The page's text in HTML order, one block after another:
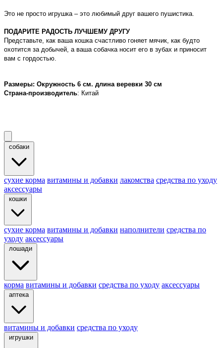
Это не просто игрушка – это любимый друг вашего пушистика.
ПОДАРИТЕ РАДОСТЬ ЛУЧШЕМУ ДРУГУ
Представьте, как ваша кошка счастливо гоняет мячик, как будто
охотится за добычей, а ваша собачка носит его в зубах и приносит
вам с гордостью.
Размеры: Окружность 6 см. длина веревки 30 см
Страна-производитель: Китай
собаки
cухие корма витамины и добавки лакомства средства по уходу
аксессуары
кошки
сухие корма витамины и добавки наполнители средства по
уходу аксессуары
лошади
корма витамины и добавки средства по уходу аксессуары
аптека
витамины и добавки средства по уходу
игрушки